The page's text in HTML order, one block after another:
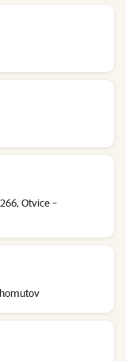
266, Otvice -